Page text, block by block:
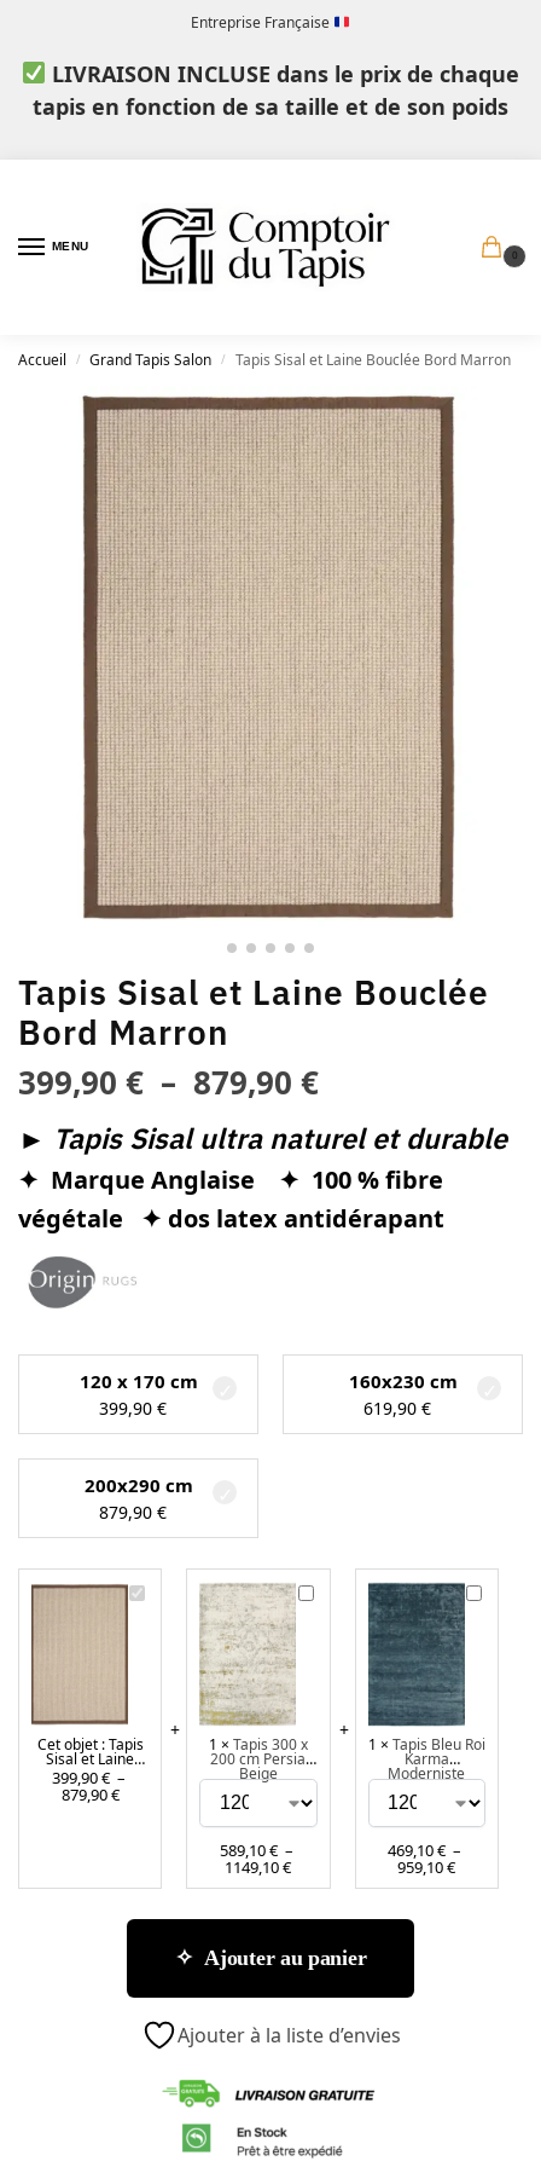
Entreprise Française
LIVRAISON INCLUSE dans le prix de chaque
tapis en fonction de sa taille et de son poids
MENU
0
Accueil / Grand Tapis Salon / Tapis Sisal et Laine Bouclée Bord Marron
Tapis Sisal et Laine Bouclée
Bord Marron
399,90 € – 879,90 €
► Tapis Sisal ultra naturel et durable
✦ Marque Anglaise ✦ 100 % fibre
végétale ✦ dos latex antidérapant
120 x 170 cm
399,90 €
160x230 cm
619,90 €
200x290 cm
879,90 €
T
S
i
s
a
e
Cet objet :Tapis
Sisal et Laine
Bouclée Bord
Marron
399,90€ –
879,90€
T
a
p
i
s
3
0
0
x
2
m
P
r
s
B
i
1 × Tapis 300 x
200 cm Persia
Beige
589,10€ –
1149,10€
T
a
p
i
s
B
l
e
u
R
1 × Tapis Bleu Roi
Karma
Moderniste
469,10€ –
959,10€
Ajouter au panier
Ajouter à la liste d’envies